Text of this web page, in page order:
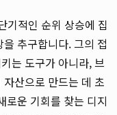
기적인 순위 상승에 집
추구합니다. 그의 접
는 도구가 아니라, 브
산으로 만드는 데 초
로운 기회를 찾는 디지